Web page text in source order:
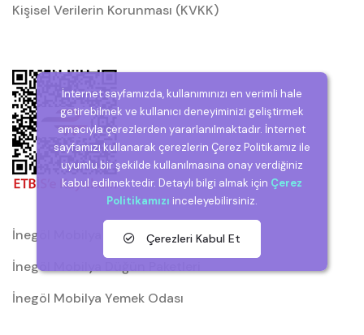
Kişisel Verilerin Korunması (KVKK)
İnegöl Mobilya
İnegöl Mobilya Düğün Paketleri
İnegöl Mobilya Yemek Odası
İnternet sayfamızda, kullanımınızı en verimli hale
getirebilmek ve kullanıcı deneyiminizi geliştirmek
amacıyla çerezlerden yararlanılmaktadır. İnternet
sayfamızı kullanarak çerezlerin Çerez Politikamız ile
uyumlu bir şekilde kullanılmasına onay verdiğiniz
kabul edilmektedir. Detaylı bilgi almak için Çerez
Politikamızı inceleyebilirsiniz.
Çerezleri Kabul Et